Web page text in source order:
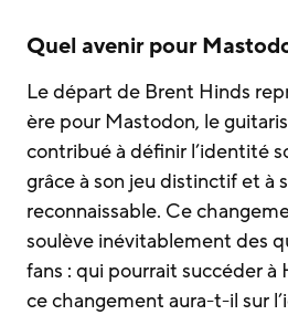
Quel avenir pour
Le départ de Brent Hinds
ère pour Mastodon, le
contribué à définir l’identité
grâce à son jeu distinctif et à
reconnaissable. Ce
soulève inévitablement des
fans : qui pourrait succéder
ce changement aura-t-il sur